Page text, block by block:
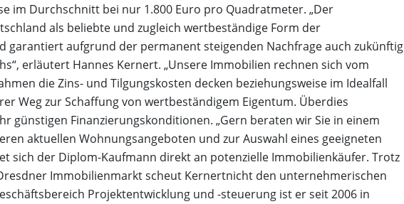
im Durchschnitt bei nur 1.800 Euro pro Quadratmeter. „Der
als beliebte und zugleich wertbeständige Form der
garantiert aufgrund der permanent steigenden Nachfrage auch zukünftig
erläutert Hannes Kernert. „Unsere Immobilien rechnen sich vom
die Zins- und Tilgungskosten decken beziehungsweise im Idealfall
Weg zur Schaffung von wertbeständigem Eigentum. Überdies
günstigen Finanzierungskonditionen. „Gern beraten wir Sie in einem
aktuellen Wohnungsangeboten und zur Auswahl eines geeigneten
sich der Diplom-Kaufmann direkt an potenzielle Immobilienkäufer. Trotz
Immobilienmarkt scheut Kernertnicht den unternehmerischen
Projektentwicklung und -steuerung ist er seit 2006 in